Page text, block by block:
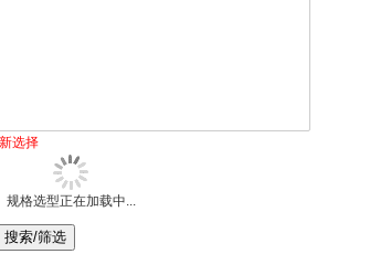
选择
规格选型正在加载中...